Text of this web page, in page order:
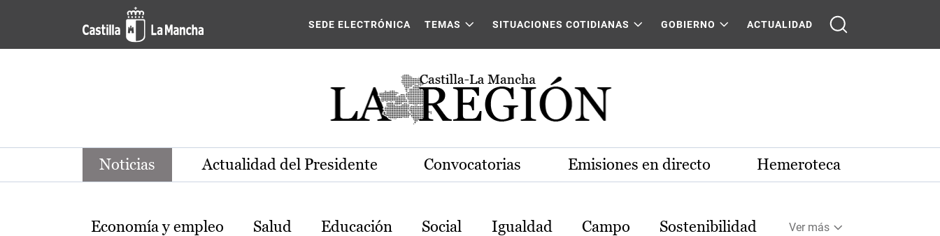
Pasar al contenido principal
Noticias de la región de Castilla-La Mancha
SEDE ELECTRÓNICA TEMAS SITUACIONES COTIDIANAS GOBIERNO ACTUALIDAD
Noticias Actualidad del Presidente Convocatorias Emisiones en directo Hemeroteca
Temas
Economía y empleo Salud Educación Social Igualdad Campo Sostenibilidad Ver más